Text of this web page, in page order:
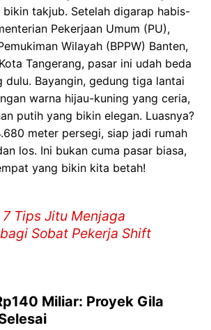
takjub. Setelah digarap habis-
Pekerjaan Umum (PU),
Wilayah (BPPW) Banten,
Tangerang, pasar ini udah beda
dulu. Bayangin, gedung tiga lantai
warna hijau-kuning yang ceria,
putih yang bikin elegan. Luasnya?
meter persegi, siap jadi rumah
los. Ini bukan cuma pasar biasa,
yang bikin kita betah!
7 Tips Jitu Menjaga
Sobat Pekerja Shift
Miliar: Proyek Gila